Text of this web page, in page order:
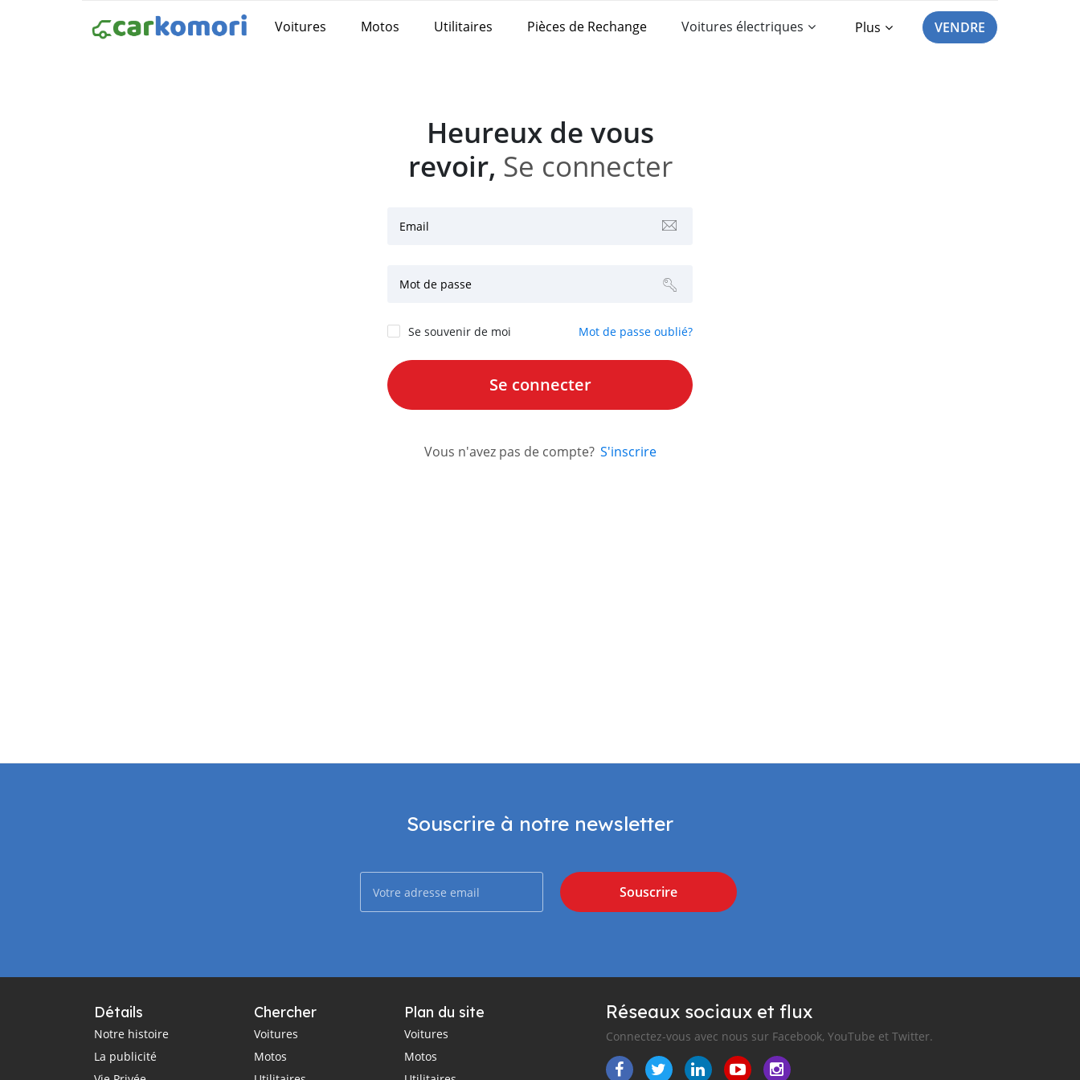
Voitures Motos Utilitaires Pièces de Rechange Voitures électriques Plus VENDRE
Heureux de vous
revoir, Se connecter
Email
Mot de passe
Se souvenir de moi Mot de passe oublié?
Vous n'avez pas de compte? S'inscrire
Souscrire à notre newsletter
Souscrire
Détails
Notre histoire
La publicité
Chercher
Voitures
Motos
Plan du site
Voitures
Motos
Réseaux sociaux et flux
Connectez-vous avec nous sur Facebook, YouTube et Twitter.